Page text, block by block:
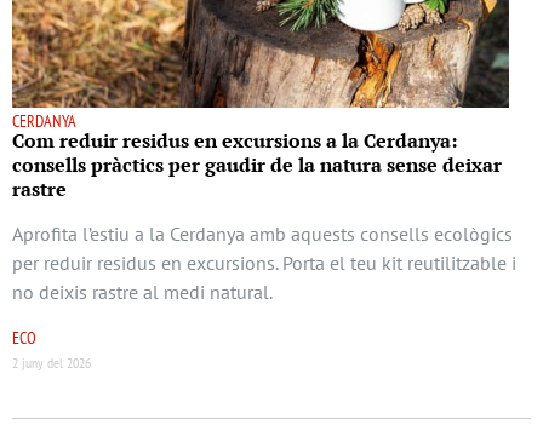
CERDANYA
Com reduir residus en excursions a la Cerdanya:
consells pràctics per gaudir de la natura sense deixar
rastre
Aprofita l’estiu a la Cerdanya amb aquests consells ecològics
per reduir residus en excursions. Porta el teu kit reutilitzable i
no deixis rastre al medi natural.
ECO
2 juny del 2026